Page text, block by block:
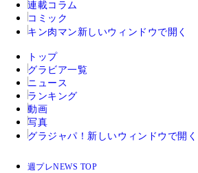
連載コラム
コミック
キン肉マン 新しいウィンドウで開く
トップ
グラビア一覧
ニュース
ランキング
動画
写真
グラジャパ！ 新しいウィンドウで開く
週プレNEWS TOP